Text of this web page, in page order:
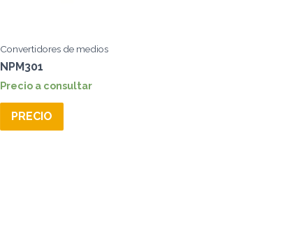
Convertidores de medios
NPM301
Precio a consultar
PRECIO